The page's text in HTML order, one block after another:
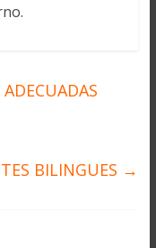
BILINGUES →